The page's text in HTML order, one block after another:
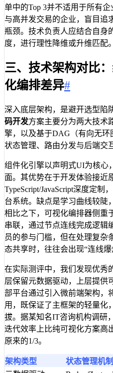
单中的Top 3并不适用于所有
与高并发交易的企业，盲目追
瓶颈。技术负责人应结合自身
度，进行理性降维或升维匹配。
三、技术架构对比
化编排差异#
深入底层架构，是避开选型陷
码开发方案主要分为两大技术
擎，以及基于DAG（有向无
状态管理、路由分发与后端交
组件化引擎以声明式UI为核心
面。其优势在于开发体验接近
TypeScript/JavaScript深度定
台系统。缺点是学习曲线较陡
相比之下，可视化编排器侧重
串联，通过节点连线完成逻辑
员的参与门槛，但在处理复杂
态共享时，往往会出现“连线爆
在实际测评中，我们发现优秀
层保留元数据驱动，上层提供
部平台通过引入微前端架构，
用，既保证了主框架的轻量化
拔。据某知名IT咨询机构调研
迭代效率上比纯可视化方案高
原来的1/3。
架构类型 状态管理机制